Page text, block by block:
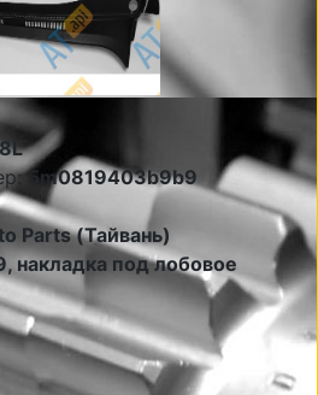
5m0819403b9b9
Parts (Тайвань)
накладка под лобовое